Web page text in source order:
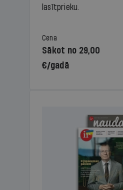
lasītprieku.
Cena
Sākot no 29,00
€/gadā